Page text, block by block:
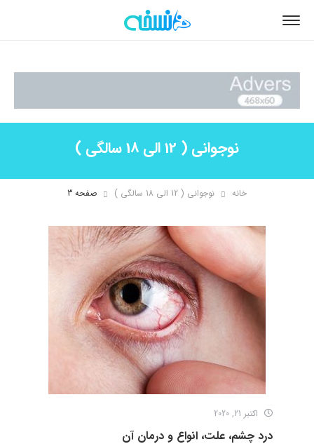
نوجوانی ( 12 الی 18 سالگی )
خانه نوجوانی ( 12 الی 18 سالگی ) صفحه 3
اکتبر 21, 2020
درد چشم، علت، انواع و درمان آن